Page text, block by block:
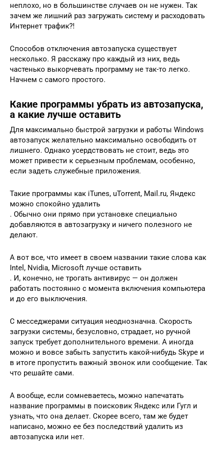
неплохо, но в большинстве случаев он не нужен. Так
зачем же лишний раз загружать систему и расходовать
Интернет трафик?!
Способов отключения автозапуска существует
несколько. Я расскажу про каждый из них, ведь
частенько выкорчевать программу не так-то легко.
Начнем с самого простого.
Какие программы убрать из автозапуска,
а какие лучше оставить
Для максимально быстрой загрузки и работы Windows
автозапуск желательно максимально освободить от
лишнего. Однако усердствовать не стоит, ведь это
может привести к серьезным проблемам, особенно,
если задеть служебные приложения.
Такие программы как iTunes, uTorrent, Mail.ru, Яндекс
можно спокойно удалить
. Обычно они прямо при установке специально
добавляются в автозагрузку и ничего полезного не
делают.
А вот все, что имеет в своем названии такие слова как
Intel, Nvidia, Microsoft лучше оставить
. И, конечно, не трогать антивирус — он должен
работать постоянно с момента включения компьютера
и до его выключения.
С месседжерами ситуация неоднозначна. Скорость
загрузки системы, безусловно, страдает, но ручной
запуск требует дополнительного времени. А иногда
можно и вовсе забыть запустить какой-нибудь Skype и
в итоге пропустить важный звонок или сообщение. Так
что решайте сами.
А вообще, если сомневаетесь, можно напечатать
название программы в поисковик Яндекс или Гугл и
узнать, что она делает. Скорее всего, там же будет
написано, можно ее без последствий удалить из
автозапуска или нет.